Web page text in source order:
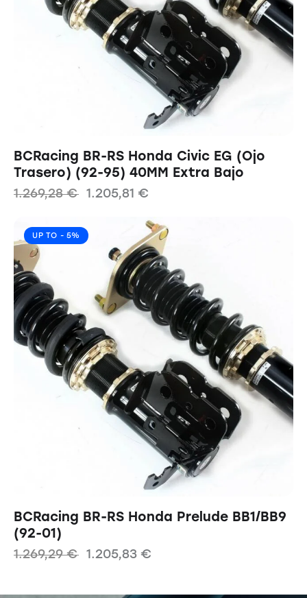
BCRacing BR-RS Honda Civic EG (Ojo
Trasero) (92-95) 40MM Extra Bajo
1.269,28€ 1.205,81 €
UP TO - 5%
BCRacing BR-RS Honda Prelude BB1/BB9
(92-01)
1.269,29€ 1.205,83 €